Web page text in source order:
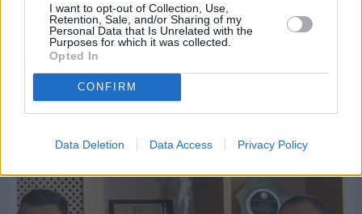
I want to opt-out of Collection, Use,
Retention, Sale, and/or Sharing of my
Personal Data that Is Unrelated with the
Purposes for which it was collected.
Opted In
CONFIRM
Data Deletion Data Access Privacy Policy
Πριν 7 ημέρες
Εργασίες ασφαλτόστρωσης σε τρεις οδούς του
Βαρβασίου